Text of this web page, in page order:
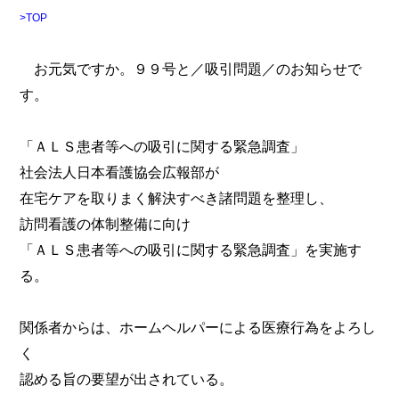
>TOP
お元気ですか。９９号と／吸引問題／のお知らせで
す。
「ＡＬＳ患者等への吸引に関する緊急調査」
社会法人日本看護協会広報部が
在宅ケアを取りまく解決すべき諸問題を整理し、
訪問看護の体制整備に向け
「ＡＬＳ患者等への吸引に関する緊急調査」を実施す
る。
関係者からは、ホームヘルパーによる医療行為をよろし
く
認める旨の要望が出されている。